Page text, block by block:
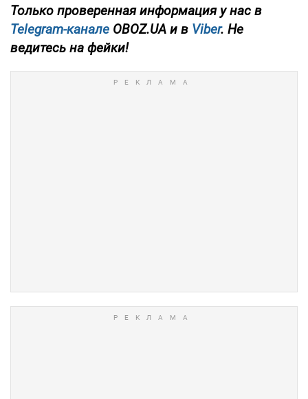
Только проверенная информация у нас в
Telegram-канале OBOZ.UA и в Viber. Не
ведитесь на фейки!